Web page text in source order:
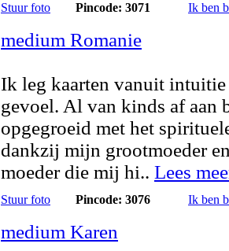
Stuur foto Pincode: 3071 Ik ben
medium Romanie
Ik leg kaarten vanuit intuitie
gevoel. Al van kinds af aan
opgegroeid met het
dankzij mijn grootmoeder
moeder die mij hi.. Lees
Stuur foto Pincode: 3076 Ik ben
medium Karen